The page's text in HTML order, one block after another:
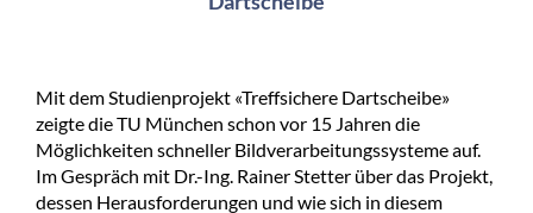
Mit dem Studienprojekt «Treffsichere Dartscheibe»
zeigte die TU München schon vor 15 Jahren die
Möglichkeiten schneller Bildverarbeitungssysteme auf.
Im Gespräch mit Dr.-Ing. Rainer Stetter über das Projekt,
dessen Herausforderungen und wie sich in diesem